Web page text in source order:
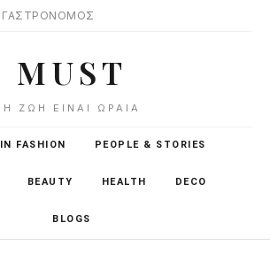
ΓΑΣΤΡΟΝΟΜΟΣ
MUST
Η ΖΩΉ ΕΊΝΑΙ ΩΡΑΊΑ
IN FASHION PEOPLE & STORIES
BEAUTY HEALTH DECO
BLOGS